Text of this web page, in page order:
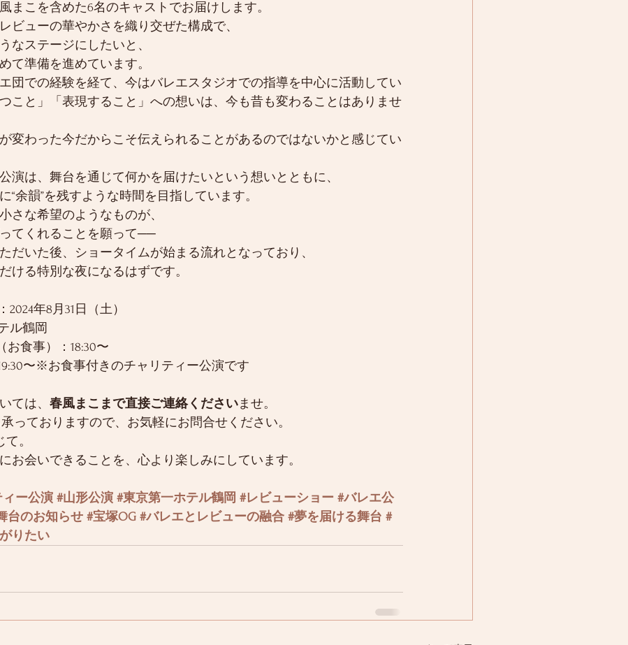
まこを含めた6名のキャストでお届けします。
ビューの華やかさを織り交ぜた構成で、
なステージにしたいと、
て準備を進めています。
団での経験を経て、今はバレエスタジオでの指導を中心に活動してい
こと」「表現すること」への想いは、今も昔も変わることはありませ
変わった今だからこそ伝えられることがあるのではないかと感じてい
演は、舞台を通じて何かを届けたいという想いとともに、
“余韻”を残すような時間を目指しています。
さな希望のようなものが、
てくれることを願って──
だいた後、ショータイムが始まる流れとなっており、
ける特別な夜になるはずです。
年8月31日（土）
ル鶴岡
食事）：18:30〜
〜※お食事付きのチャリティー公演です
ては、 春風まこまで直接ご連絡くださいませ。
承っておりますので、お気軽にお問合せください。
。
お会いできることを、心より楽しみにしています。
ー公演 #山形公演 #東京第一ホテル鶴岡 #レビューショー #バレエ公
台のお知らせ #宝塚OG #バレエとレビューの融合 #夢を届ける舞台 #
りたい